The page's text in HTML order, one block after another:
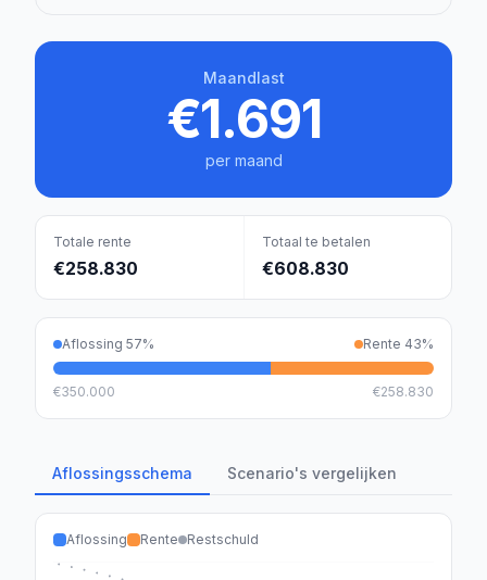
Maandlast
€1.691
per maand
Totale rente
€258.830
Totaal te betalen
€608.830
Aflossing 57% Rente 43%
€350.000 €258.830
Aflossingsschema Scenario's vergelijken
Aflossing Rente Restschuld